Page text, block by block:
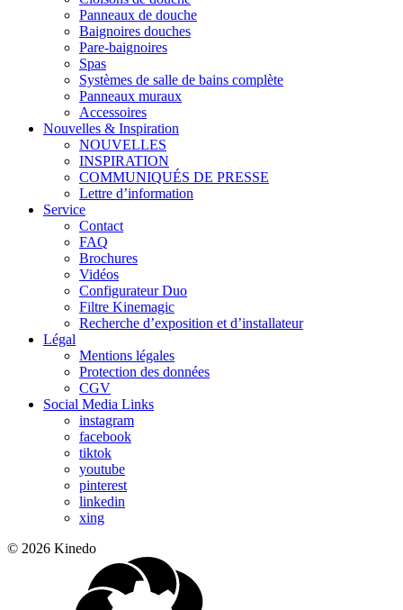
Panneaux de douche
Baignoires douches
Pare-baignoires
Spas
Systèmes de salle de bains complète
Panneaux muraux
Accessoires
Nouvelles & Inspiration
NOUVELLES
INSPIRATION
COMMUNIQUÉS DE PRESSE
Lettre d’information
Service
Contact
FAQ
Brochures
Vidéos
Configurateur Duo
Filtre Kinemagic
Recherche d’exposition et d’installateur
Légal
Mentions légales
Protection des données
CGV
Social Media Links
instagram
facebook
tiktok
youtube
pinterest
linkedin
xing
© 2026 Kinedo